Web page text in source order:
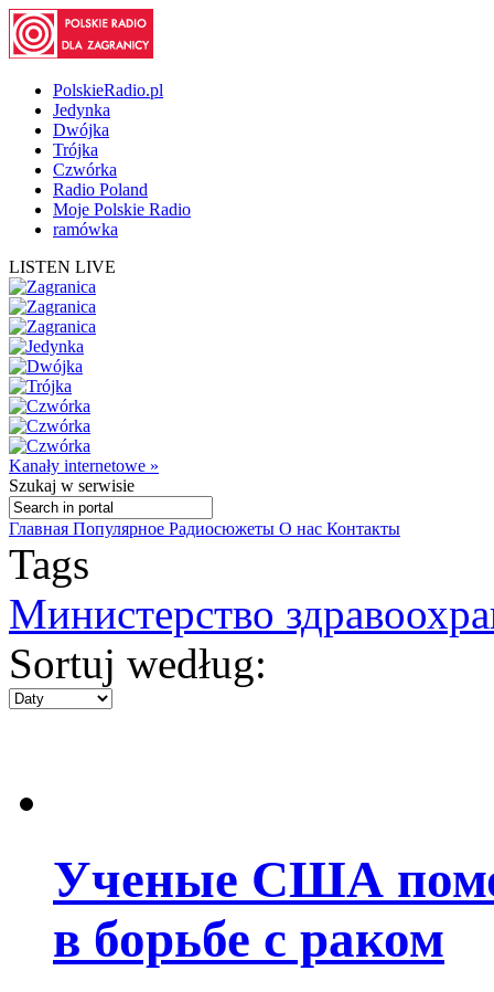
PolskieRadio.pl
Jedynka
Dwójka
Trójka
Czwórka
Radio Poland
Moje Polskie Radio
ramówka
LISTEN LIVE
Kanały internetowe »
Szukaj w serwisie
Главная Популярное Радиосюжеты О нас Контакты
Tags
Министерство
Sortuj według:
Ученые США
в борьбе с раком